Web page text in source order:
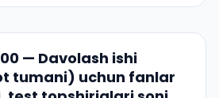
— Davolash ishi
tumani) uchun fanlar